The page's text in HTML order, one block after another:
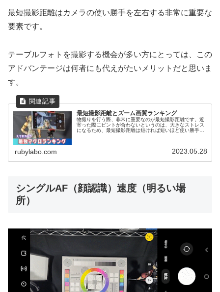
最短撮影距離はカメラの使い勝手を左右する非常に重要な
要素です。
テーブルフォトを撮影する機会が多い方にとっては、この
アドバンテージは何者にも代えがたいメリットだと思いま
す。
最短撮影距離とズーム画質ランキング
物撮りを行う際、非常に重要なのが最短撮影距離です。近
寄った際にピントが合わないというのは、大きなストレス
になるため、最短撮影距離は短ければ短いほど使い勝手は
rubylabo.com 2023.05.28
シングルAF（顔認識）速度（明るい場
所）